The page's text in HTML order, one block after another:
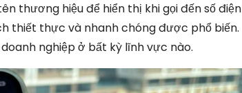
thương hiệu để hiển thị khi gọi đến số điện
thiết thực và nhanh chóng được phổ biến.
nghiệp ở bất kỳ lĩnh vực nào.